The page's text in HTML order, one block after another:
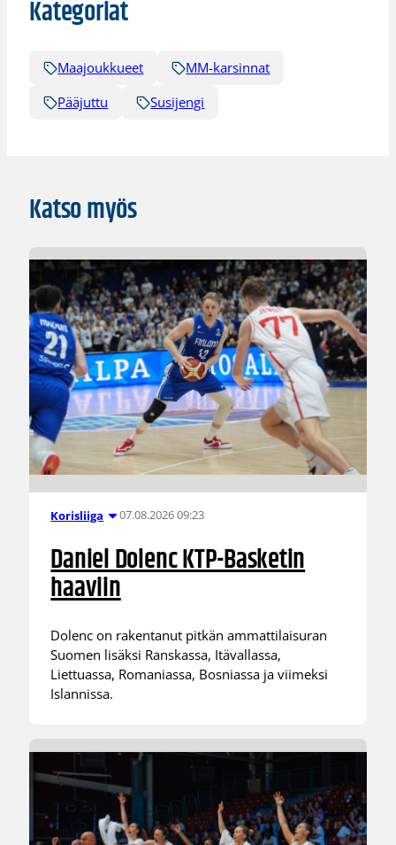
Kategoriat
Maajoukkueet
MM-karsinnat
Pääjuttu
Susijengi
Katso myös
Korisliiga 07.08.2026 09:23
Daniel Dolenc KTP-Basketin
haaviin
Dolenc on rakentanut pitkän ammattilaisuran
Suomen lisäksi Ranskassa, Itävallassa,
Liettuassa, Romaniassa, Bosniassa ja viimeksi
Islannissa.